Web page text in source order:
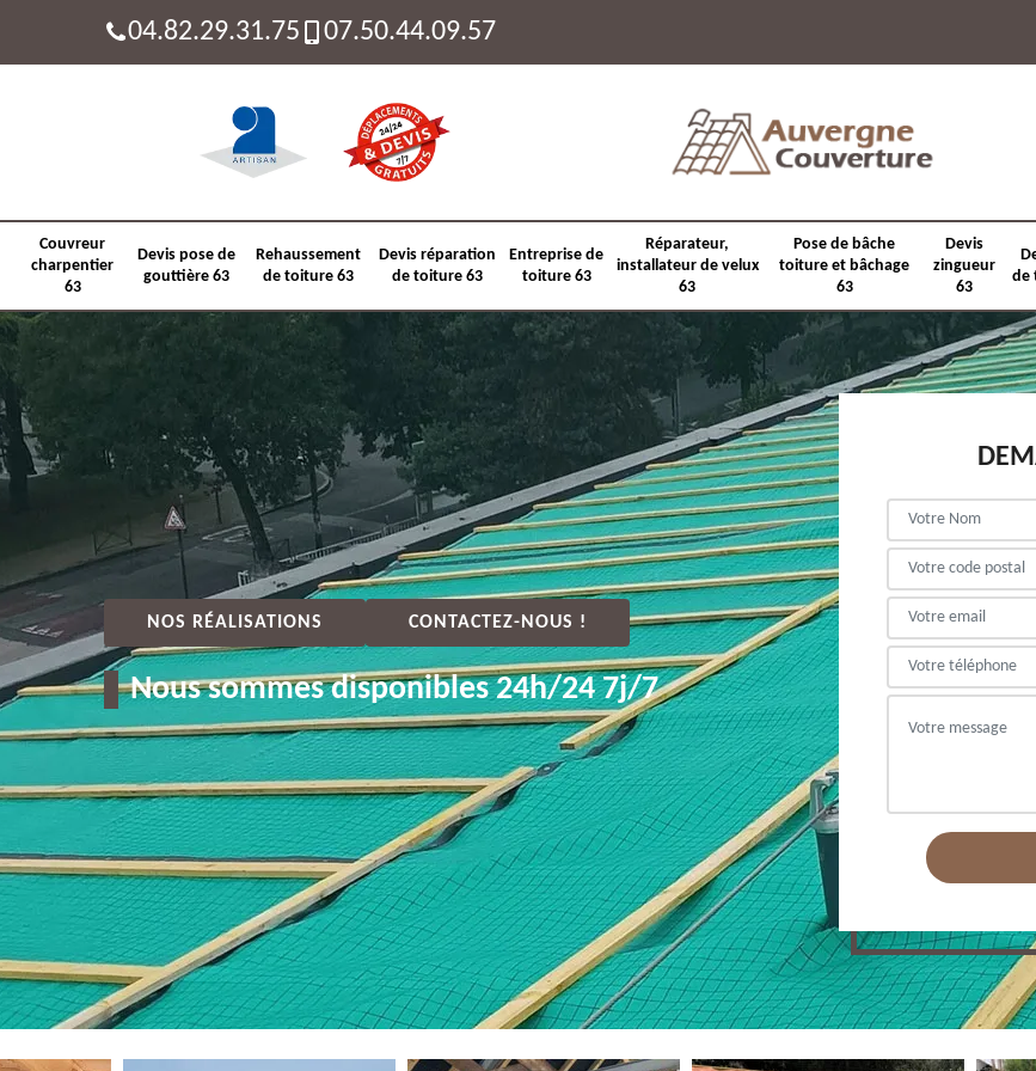
04.82.29.31.75 07.50.44.09.57
Couvreur
charpentier
63
Devis pose de
gouttière 63
Rehaussement
de toiture 63
Devis réparation
de toiture 63
Entreprise de
toiture 63
Réparateur,
installateur de velux
63
Pose de bâche
toiture et bâchage
63
Devis
zingueur
63
de
NOS RÉALISATIONS CONTACTEZ-NOUS !
Nous sommes disponibles 24h/24 7j/7